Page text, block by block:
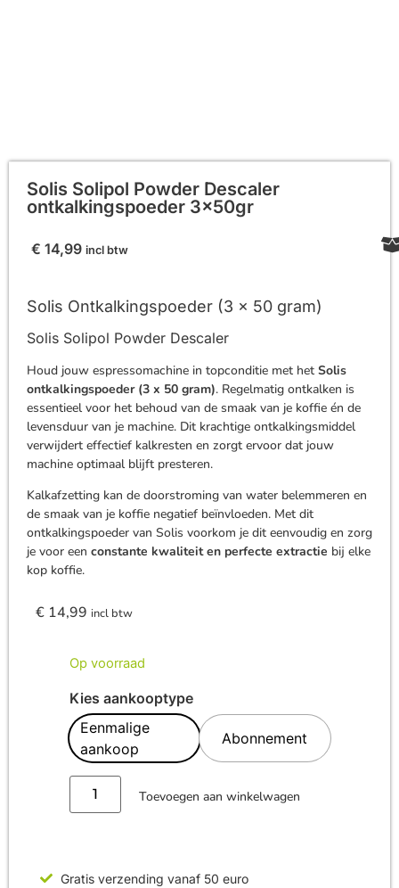
Solis Solipol Powder Descaler
ontkalkingspoeder 3x50gr
€ 14,99 incl btw
Solis Ontkalkingspoeder (3 x 50 gram)
Solis Solipol Powder Descaler
Houd jouw espressomachine in topconditie met het Solis
ontkalkingspoeder (3 x 50 gram). Regelmatig ontkalken is
essentieel voor het behoud van de smaak van je koffie én de
levensduur van je machine. Dit krachtige ontkalkingsmiddel
verwijdert effectief kalkresten en zorgt ervoor dat jouw
machine optimaal blijft presteren.
Kalkafzetting kan de doorstroming van water belemmeren en
de smaak van je koffie negatief beïnvloeden. Met dit
ontkalkingspoeder van Solis voorkom je dit eenvoudig en zorg
je voor een constante kwaliteit en perfecte extractie bij elke
kop koffie.
€ 14,99 incl btw
Op voorraad
Kies aankooptype
Eenmalige
aankoop
Abonnement
Toevoegen aan winkelwagen
Gratis verzending vanaf 50 euro